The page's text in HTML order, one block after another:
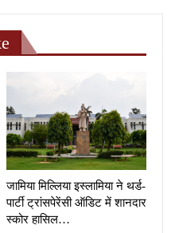
जामिया मिल्लिया इस्लामिया ने थर्ड-
पार्टी ट्रांसपेरेंसी ऑडिट में शानदार
स्कोर हासिल…